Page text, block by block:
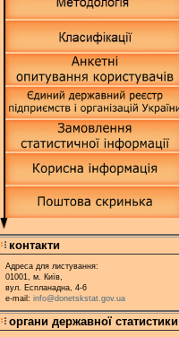
контакти
Адреса для листування:
01001, м. Київ,
вул. Еспланадна, 4-6
e-mail: info@donetskstat.gov.ua
органи державної статистики